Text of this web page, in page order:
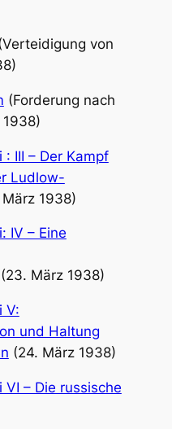
von
(Forderung nach
III – Der Kampf
Ludlow-
1938)
IV – Eine
(23. März 1938)
V:
und Haltung
(24. März 1938)
– Die russische